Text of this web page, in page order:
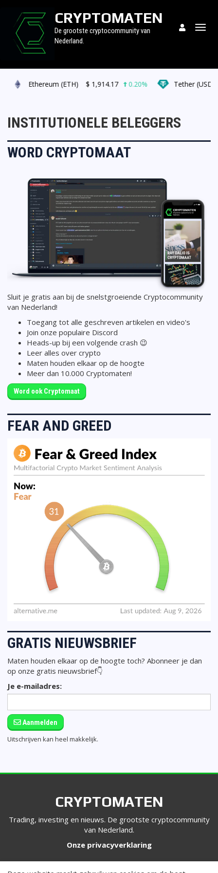
CRYPTOMATEN
De grootste cryptocommunity van
Nederland.
Ethereum (ETH) $1,914.17 0.20% Tether (USDT) $
INSTITUTIONELE BELEGGERS
WORD CRYPTOMAAT
Sluit je gratis aan bij de snelstgroeiende Cryptocommunity
van Nederland!
Toegang tot alle geschreven artikelen en video's
Join onze populaire Discord
Heads-up bij een volgende crash 😉
Leer alles over crypto
Maten houden elkaar op de hoogte
Meer dan 10.000 Cryptomaten!
Word ook Cryptomaat
FEAR AND GREED
GRATIS NIEUWSBRIEF
Maten houden elkaar op de hoogte toch? Abonneer je dan
op onze gratis nieuwsbrief👇
Je e-mailadres:
Aanmelden
Uitschrijven kan heel makkelijk.
CRYPTOMATEN
Trading, investing en nieuws. De grootste cryptocommunity
van Nederland.
Onze privacyverklaring
VOLG ONS